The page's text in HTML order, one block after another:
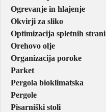
Ogrevanje in hlajenje
Okvirji za sliko
Optimizacija spletnih strani
Orehovo olje
Organizacija poroke
Parket
Pergola bioklimatska
Pergole
Pisarniški stoli